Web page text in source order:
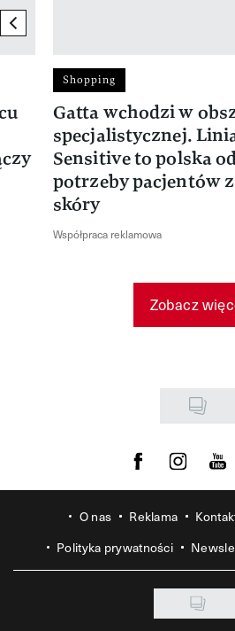
previous element
Shopping
Gatta wchodzi w
specjalistycznej.
Sensitive to polska
potrzeby pacjentów
skóry
Współpraca reklamowa
Zobacz
Visit us on Facebook
Visit us onVisit
O nas Reklama
Polityka prywatności